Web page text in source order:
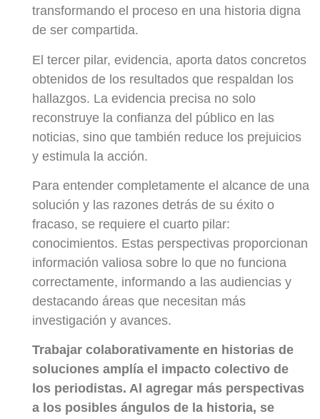
transformando el proceso en una historia digna
de ser compartida.
El tercer pilar, evidencia, aporta datos concretos
obtenidos de los resultados que respaldan los
hallazgos. La evidencia precisa no solo
reconstruye la confianza del público en las
noticias, sino que también reduce los prejuicios
y estimula la acción.
Para entender completamente el alcance de una
solución y las razones detrás de su éxito o
fracaso, se requiere el cuarto pilar:
conocimientos. Estas perspectivas proporcionan
información valiosa sobre lo que no funciona
correctamente, informando a las audiencias y
destacando áreas que necesitan más
investigación y avances.
Trabajar colaborativamente en historias de
soluciones amplía el impacto colectivo de
los periodistas. Al agregar más perspectivas
a los posibles ángulos de la historia, se